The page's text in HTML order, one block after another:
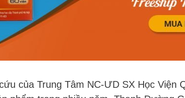
của Trung Tâm NC-ƯD SX Học Viện